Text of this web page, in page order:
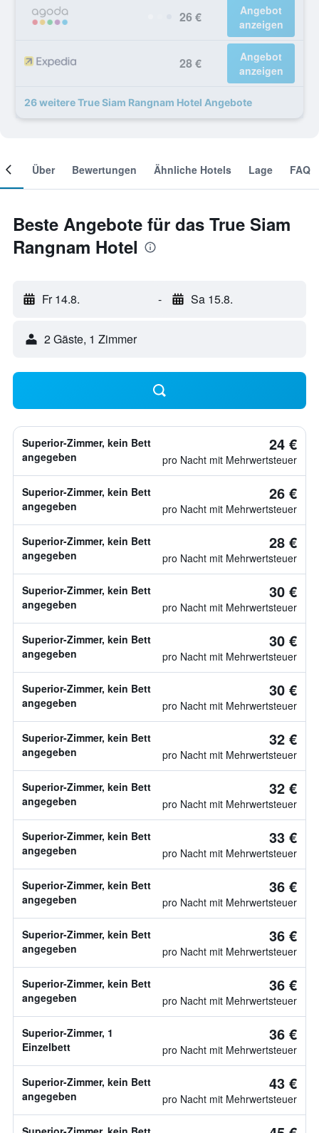
26 €
Angebot
anzeigen
28 €
Angebot
anzeigen
26 weitere True Siam Rangnam Hotel Angebote
Über Bewertungen Ähnliche Hotels Lage FAQ
Beste Angebote für das True Siam
Rangnam Hotel
Fr 14.8. - Sa 15.8.
2 Gäste, 1 Zimmer
Superior-Zimmer, kein Bett
angegeben
24 €
pro Nacht mit Mehrwertsteuer
Superior-Zimmer, kein Bett
angegeben
26 €
pro Nacht mit Mehrwertsteuer
Superior-Zimmer, kein Bett
angegeben
28 €
pro Nacht mit Mehrwertsteuer
Superior-Zimmer, kein Bett
angegeben
30 €
pro Nacht mit Mehrwertsteuer
Superior-Zimmer, kein Bett
angegeben
30 €
pro Nacht mit Mehrwertsteuer
Superior-Zimmer, kein Bett
angegeben
30 €
pro Nacht mit Mehrwertsteuer
Superior-Zimmer, kein Bett
angegeben
32 €
pro Nacht mit Mehrwertsteuer
Superior-Zimmer, kein Bett
angegeben
32 €
pro Nacht mit Mehrwertsteuer
Superior-Zimmer, kein Bett
angegeben
33 €
pro Nacht mit Mehrwertsteuer
Superior-Zimmer, kein Bett
angegeben
36 €
pro Nacht mit Mehrwertsteuer
Superior-Zimmer, kein Bett
angegeben
36 €
pro Nacht mit Mehrwertsteuer
Superior-Zimmer, kein Bett
angegeben
36 €
pro Nacht mit Mehrwertsteuer
Superior-Zimmer, 1
Einzelbett
36 €
pro Nacht mit Mehrwertsteuer
Superior-Zimmer, kein Bett
angegeben
43 €
pro Nacht mit Mehrwertsteuer